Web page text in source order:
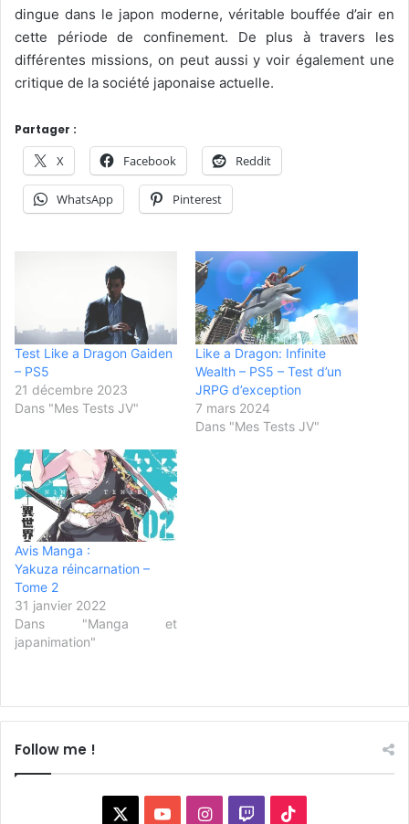
dingue dans le japon moderne, véritable bouffée d’air en
cette période de confinement. De plus à travers les
différentes missions, on peut aussi y voir également une
critique de la société japonaise actuelle.
Partager :
X Facebook Reddit
WhatsApp Pinterest
Test Like a Dragon Gaiden
– PS5
21 décembre 2023
Dans "Mes Tests JV"
Like a Dragon: Infinite
Wealth – PS5 – Test d’un
JRPG d’exception
7 mars 2024
Dans "Mes Tests JV"
Avis Manga :
Yakuza réincarnation –
Tome 2
31 janvier 2022
Dans "Manga et
japanimation"
Follow me !
YouTubeInstagram
Twitch